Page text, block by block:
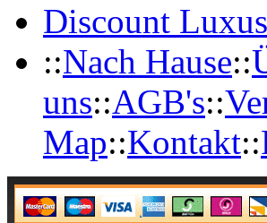
Discount
::Nach Hause::
uns::AGB's::
Map::Kontakt::